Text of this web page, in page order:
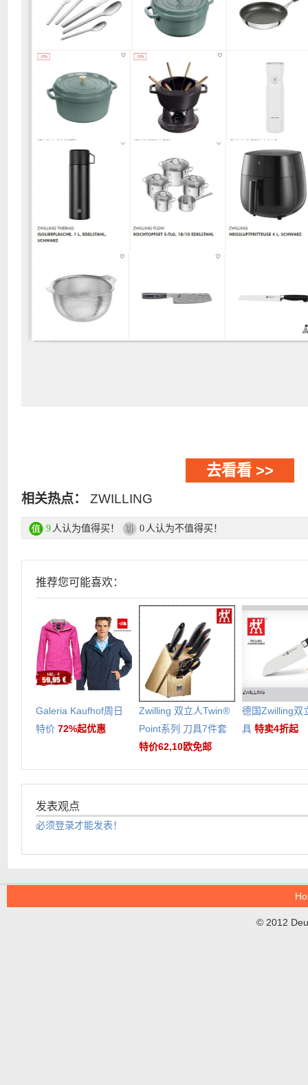
去看看 >>
相关热点： ZWILLING
9 人认为值得买！ 0 人认为不值得买！
推荐您可能喜欢：
Galeria Kaufhof周日
特价 72%起优惠
Zwilling 双立人Twin®
Point系列 刀具7件套
特价62,10欧免邮
德国Zwilling双
具 特卖4折起
发表观点
必须登录才能发表！
© 2012